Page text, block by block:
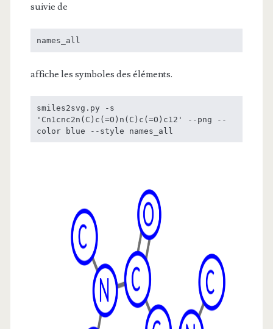
suivie de
names_all
affiche les symboles des éléments.
smiles2svg.py -s
'Cn1cnc2n(C)c(=O)n(C)c(=O)c12' --png --
color blue --style names_all